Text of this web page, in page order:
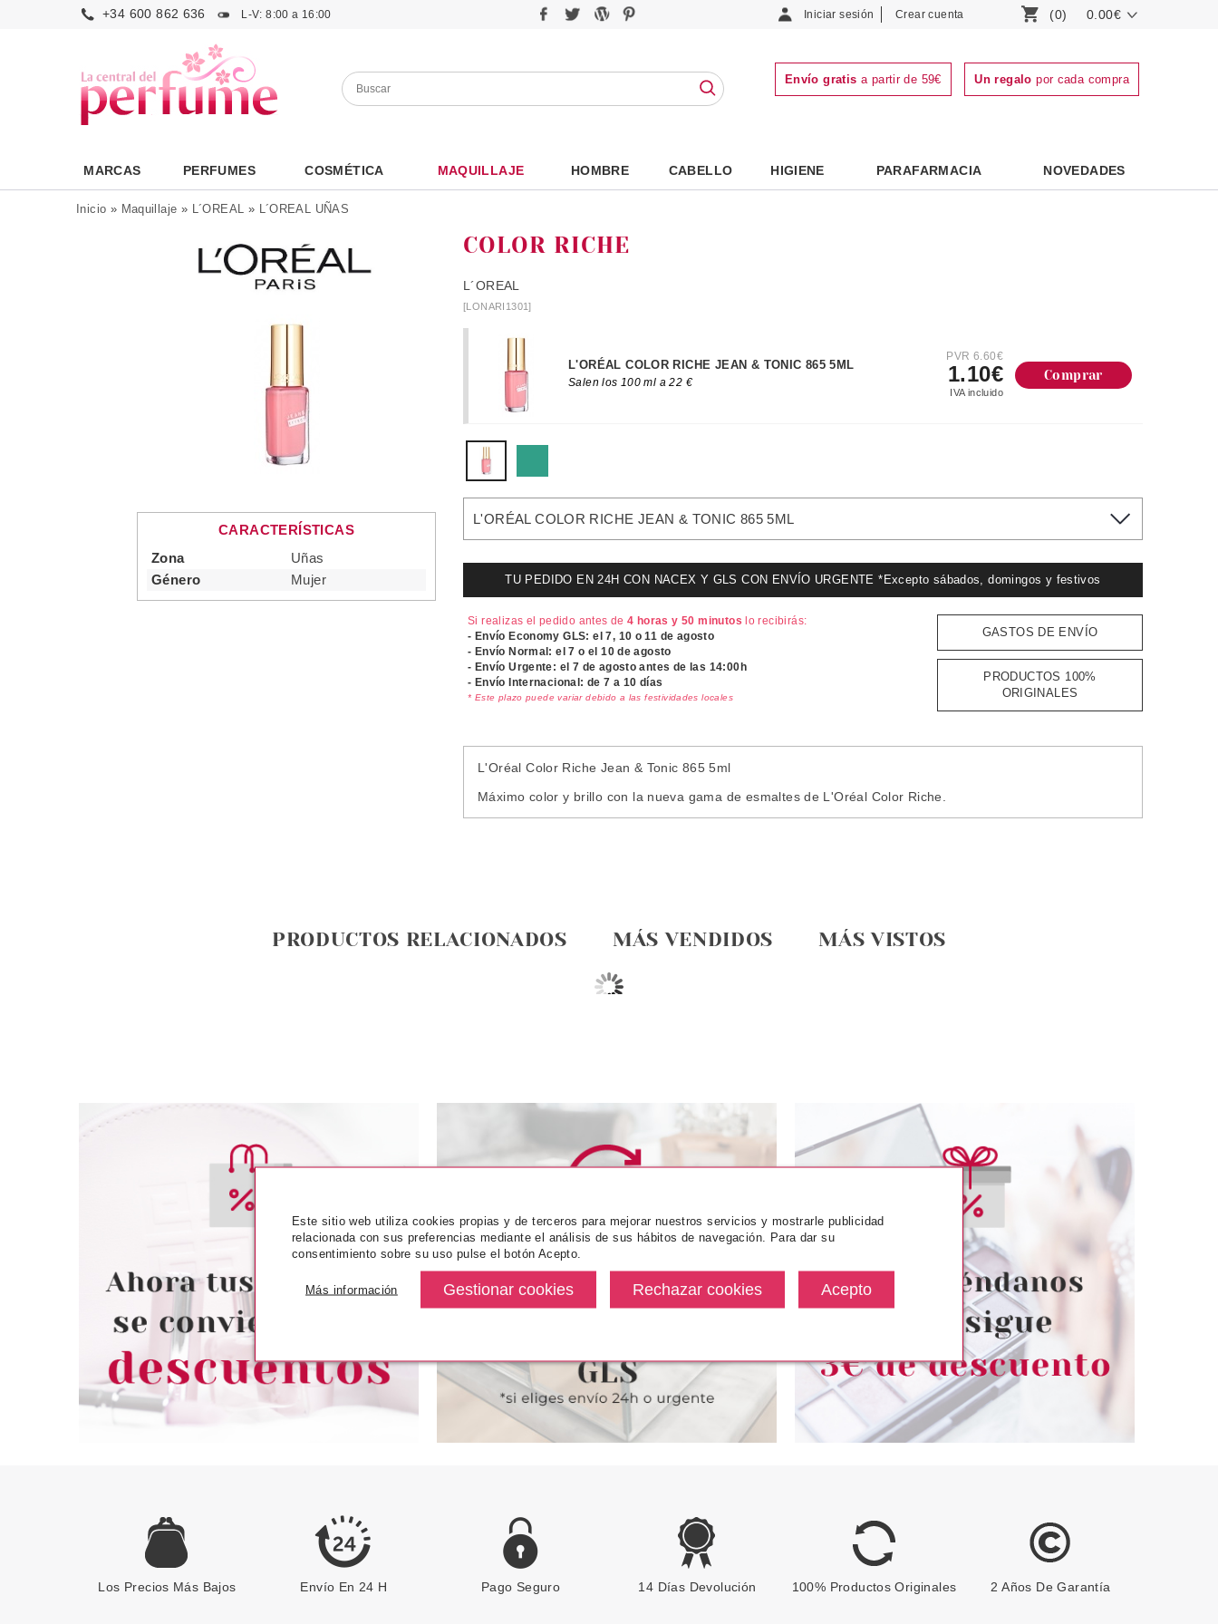
+34 600 862 636 L-V: 8:00 a 16:00 Iniciar sesión Crear cuenta (0) 0.00€
Envío gratis a partir de 59€ Un regalo por cada compra
MARCAS PERFUMES COSMÉTICA MAQUILLAJE HOMBRE CABELLO HIGIENE PARAFARMACIA NOVEDADES
Inicio » Maquillaje » L´OREAL » L´OREAL UÑAS
CARACTERÍSTICAS
Zona
Uñas
Género
Mujer
COLOR RICHE
L´OREAL
[LONARI1301]
L'ORÉAL COLOR RICHE JEAN & TONIC 865 5ML
Salen los 100 ml a 22 €
PVR 6.60€
1.10€
IVA incluido
Comprar
L'ORÉAL COLOR RICHE JEAN & TONIC 865 5ML
TU PEDIDO EN 24H CON NACEX Y GLS CON ENVÍO URGENTE *Excepto sábados, domingos y festivos
Si realizas el pedido antes de4 horas y 50 minutos lo recibirás:
- Envío Economy GLS: el7, 10 o 11 de agosto
- Envío Normal: el7 o el 10 de agosto
- Envío Urgente: el 7 de agosto antes de las 14:00h
- Envío Internacional: de 7 a 10 días
* Este plazo puede variar debido a las festividades locales
GASTOS DE ENVÍO
PRODUCTOS 100%
ORIGINALES
L'Oréal Color Riche Jean & Tonic 865 5ml
Máximo color y brillo con la nueva gama de esmaltes de L'Oréal Color Riche.
PRODUCTOS RELACIONADOS MÁS VENDIDOS MÁS VISTOS
L´OREAL JET SET ESMALTE
desde
L´OREAL COLOR RICHE
EXCLUSIVE COLLECTION
BLAKE´S DELICATE ROSE 5 ML
desde
2.44€
L'ORÉAL COLOR RICHE
VENDOME EMERALD 849 5ML
1.25€
L'ORÉAL INFALLIBLE DUO
FUCHSIA MTX026 10ML
desde
1.50€
L´OREAL COLOR RICHE
EXCLUSIVE COLLECTION
DOUTZENS NUDE 5 ML
desde
2.49€
Los Precios Más Bajos Envío En 24 H Pago Seguro 14 Días Devolución 100% Productos Originales 2 Años De Garantía
Este sitio web utiliza cookies propias y de terceros para mejorar nuestros servicios y mostrarle publicidad
relacionada con sus preferencias mediante el análisis de sus hábitos de navegación. Para dar su
consentimiento sobre su uso pulse el botón Acepto.
Más información